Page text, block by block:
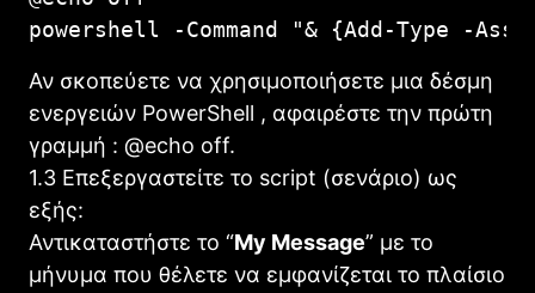
powershell -Command "& {Add-Type -
Αν σκοπεύετε να χρησιμοποιήσετε μια δέσμη
ενεργειών PowerShell , αφαιρέστε την πρώτη
γραμμή : @echo off.
1.3 Επεξεργαστείτε το script (σενάριο) ως
εξής:
Αντικαταστήστε το “My Message” με το
μήνυμα που θέλετε να εμφανίζεται το πλαίσιο